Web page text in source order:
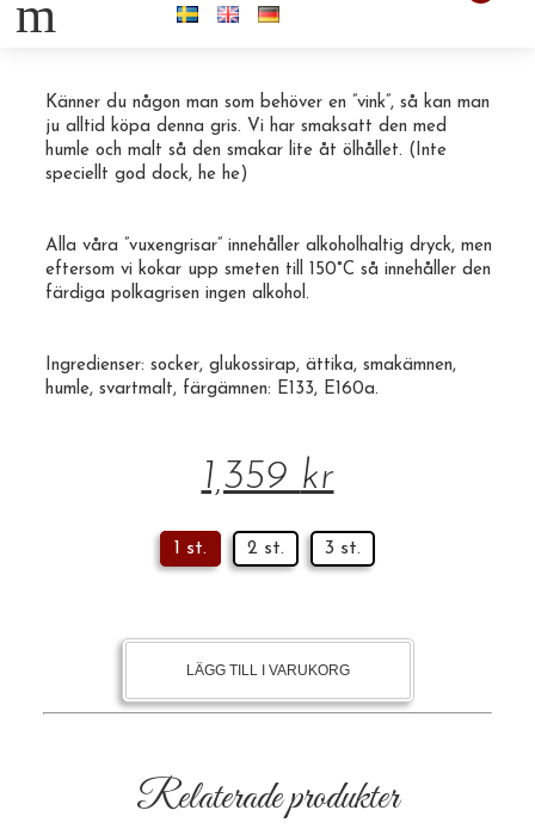
m100st Mansgris 50g
Känner du någon man som behöver en ”vink”, så kan man
ju alltid köpa denna gris. Vi har smaksatt den med
humle och malt så den smakar lite åt ölhållet. (Inte
speciellt god dock, he he)
Alla våra ” vuxengrisar ” innehåller alkoholhaltig dryck, men
eftersom vi kokar upp smeten till 150°C så innehåller den
färdiga polkagrisen ingen alkohol.
Ingredienser: socker, glukossirap, ättika, smakämnen,
humle, svartmalt, färgämnen: E133, E160a.
1,359 kr
1 st. 2 st. 3 st.
LÄGG TILL I VARUKORG
Relaterade produkter